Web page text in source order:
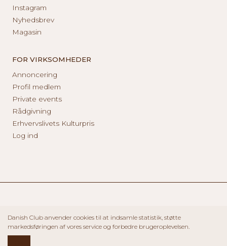
Instagram
Nyhedsbrev
Magasin
FOR VIRKSOMHEDER
Annoncering
Profil medlem
Private events
Rådgivning
Erhvervslivets Kulturpris
Log ind
Danish Club anvender cookies til at indsamle statistik, støtte
markedsføringen af vores service og forbedre brugeroplevelsen.